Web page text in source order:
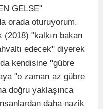
GELSE"
orada oturuyorum.
(2018) "kalkın bakan
edecek" diyerek
kendisine "gübre
"o zaman az gübre
doğru yaklaşınca
daha nazik